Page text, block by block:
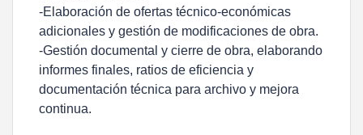
-Elaboración de ofertas técnico-económicas
adicionales y gestión de modificaciones de obra.
-Gestión documental y cierre de obra, elaborando
informes finales, ratios de eficiencia y
documentación técnica para archivo y mejora
continua.